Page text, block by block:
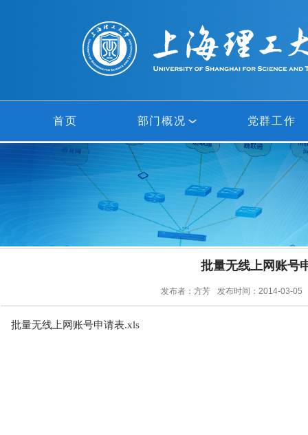
首页 部门概况
网络中心
信息中心
党群工作
批量无线上网账号
发布者：方芳 发布时间：2014-03-05
批量无线上网账号申请表.xls